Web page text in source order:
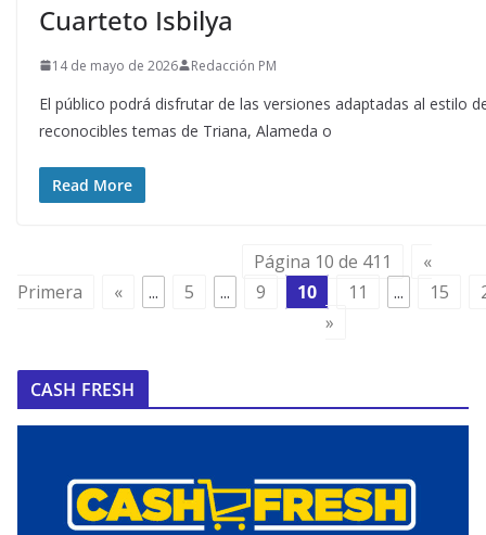
Cuarteto Isbilya
14 de mayo de 2026 Redacción PM
El público podrá disfrutar de las versiones adaptadas al estilo
reconocibles temas de Triana, Alameda o
Read More
Página 10 de 411
«
Primera
« ... 5 ... 9 10 11 ... 15
»
CASH FRESH